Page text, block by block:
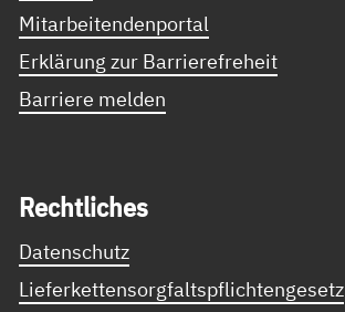
Mitarbeitendenportal
Erklärung zur Barrierefreheit
Barriere melden
Recht­li­ches
Datenschutz
Lieferkettensorgfaltspflichtengesetz